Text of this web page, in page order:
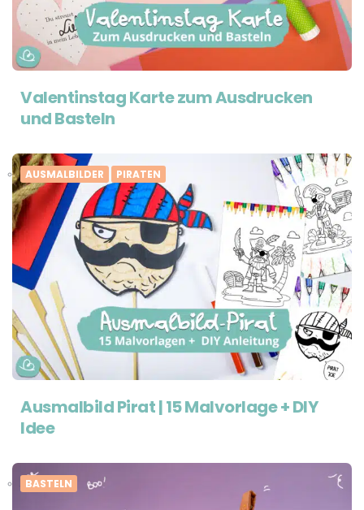
Valentinstag Karte zum Ausdrucken
und Basteln
AUSMALBILDER PIRATEN
Ausmalbild Pirat | 15 Malvorlage + DIY
Idee
BASTELN